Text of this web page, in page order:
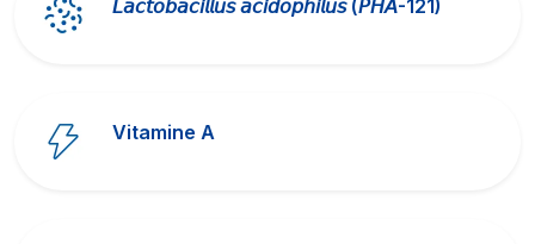
𝘓𝘢𝘤𝘵𝘰𝘣𝘢𝘤𝘪𝘭𝘭𝘶𝘴 𝘢𝘤𝘪𝘥𝘰𝘱𝘩𝘪𝘭𝘶𝘴 (𝘗𝘏𝘈-121)
Vitamine A